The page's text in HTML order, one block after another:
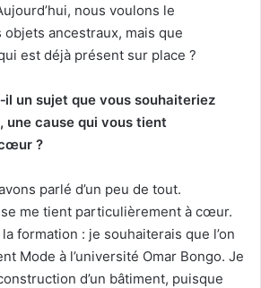
nous voulons le
ancestraux, mais que
est déjà présent sur place ?
‑il un sujet que vous souhaiteriez
une cause qui vous tient
?
parlé d’un peu de tout.
me tient particulièrement à cœur.
formation : je souhaiterais que l’on
Mode à l’université Omar Bongo. Je
d’un bâtiment, puisque